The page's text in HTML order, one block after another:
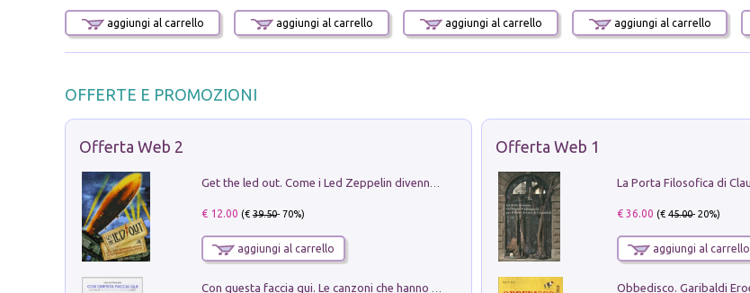
aggiungi al carrello aggiungi al carrello aggiungi al carrello aggiungi al carrello
OFFERTE E PROMOZIONI
Offerta Web 2
€ 12.00 (€39.50- 70%)
aggiungi al carrello
Offerta Web 1
€ 36.00 (€45.00- 20%)
aggiungi al carrello